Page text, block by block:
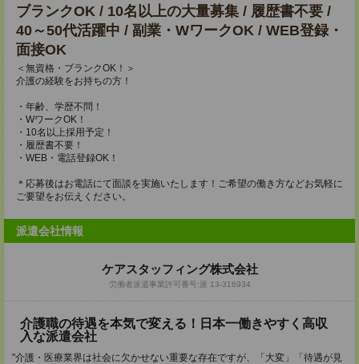
ブランクOK / 10名以上の大量募集 / 履歴書不要 /
40～50代活躍中 / 副業・WワークOK / WEB登録・
面接OK
＜無資格・ブランクOK！＞
介護の経験をお持ちの方！
・年齢、学歴不問！
・WワークOK！
・10名以上採用予定！
・履歴書不要！
・WEB・電話登録OK！
＊応募後はお電話にて面談を実施いたします！ご希望の働き方などお気軽に
ご要望をお伝えください。
派遣会社情報
ケアスタッフィング株式会社
労働者派遣事業許可番号:派 13-316934
介護職の待遇を本気で変える！日本一働きやすく高収
入な派遣会社
"介護・医療業界は社会に欠かせない重要な存在ですが、「大変」「待遇が見